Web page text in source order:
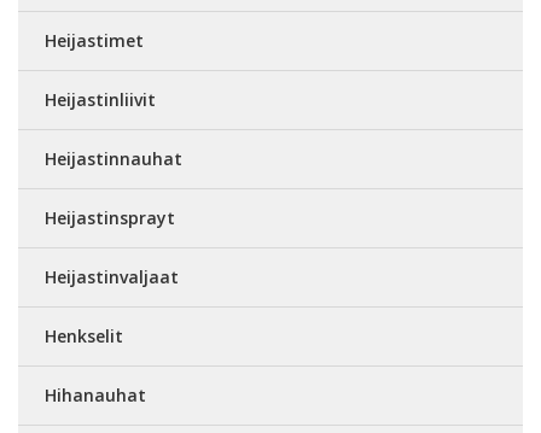
Heijastimet
Heijastinliivit
Heijastinnauhat
Heijastinsprayt
Heijastinvaljaat
Henkselit
Hihanauhat